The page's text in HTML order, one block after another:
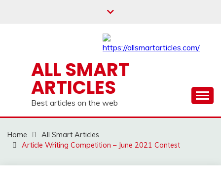
ALL SMART
ARTICLES
Best articles on the web
Home
All Smart Articles
Article Writing Competition – June 2021 Contest